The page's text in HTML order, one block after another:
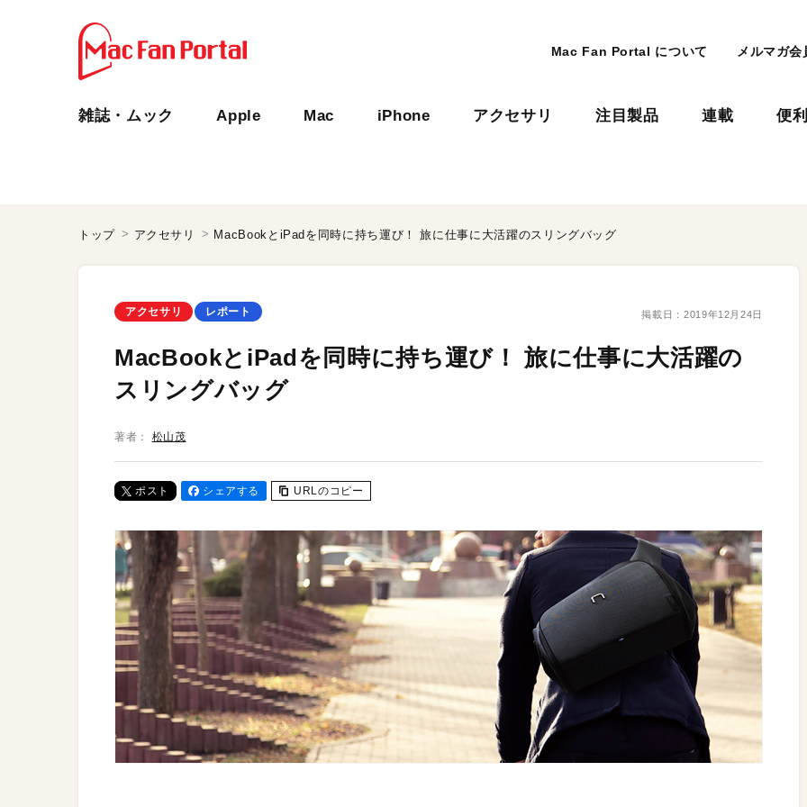
Mac Fan Portal について メルマガ会
雑誌・ムック Apple Mac iPhone アクセサリ 注目製品 連載 便
トップ アクセサリ MacBookとiPadを同時に持ち運び！ 旅に仕事に大活躍のスリングバッグ
アクセサリ レポート 掲載日： 2019年12月24日
MacBookとiPadを同時に持ち運び！ 旅に仕事に大活躍の
スリングバッグ
著者： 松山茂
ポスト シェアする URLのコピー